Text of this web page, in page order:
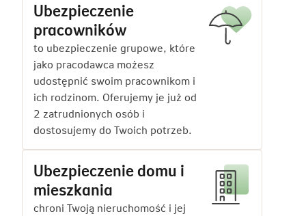
Ubezpieczenie
pracowników
to ubezpieczenie grupowe, które
jako pracodawca możesz
udostępnić swoim pracownikom i
ich rodzinom. Oferujemy je już od
2 zatrudnionych osób i
dostosujemy do Twoich potrzeb.
Ubezpieczenie domu i
mieszkania
chroni Twoją nieruchomość i jej